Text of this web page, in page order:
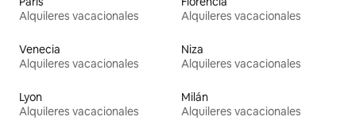
Alquileres vacacionales
Alquileres vacacionales
Venecia
Alquileres vacacionales
Niza
Alquileres vacacionales
Lyon
Alquileres vacacionales
Milán
Alquileres vacacionales